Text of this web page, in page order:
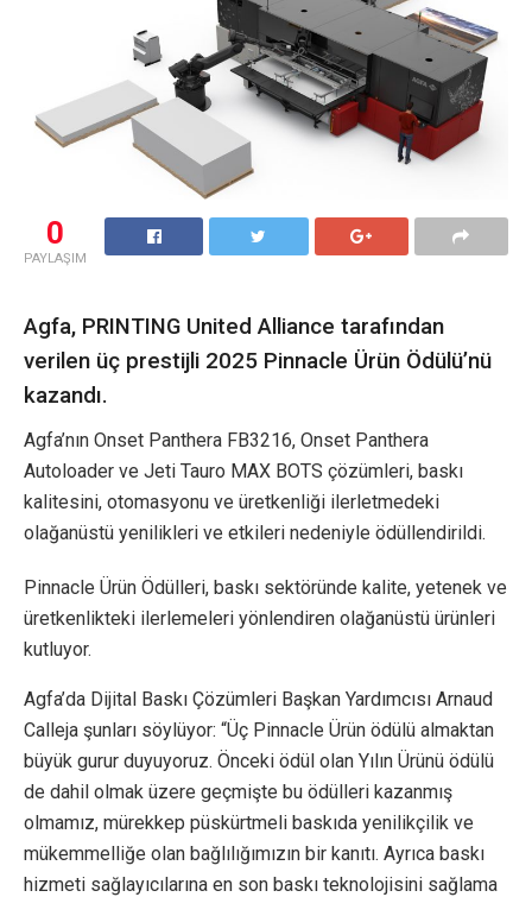
0
PAYLAŞIM
Agfa, PRINTING United Alliance tarafından
verilen üç prestijli 2025 Pinnacle Ürün Ödülü’nü
kazandı.
Agfa’nın Onset Panthera FB3216, Onset Panthera
Autoloader ve Jeti Tauro MAX BOTS çözümleri, baskı
kalitesini, otomasyonu ve üretkenliği ilerletmedeki
olağanüstü yenilikleri ve etkileri nedeniyle ödüllendirildi.
Pinnacle Ürün Ödülleri, baskı sektöründe kalite, yetenek ve
üretkenlikteki ilerlemeleri yönlendiren olağanüstü ürünleri
kutluyor.
Agfa’da Dijital Baskı Çözümleri Başkan Yardımcısı Arnaud
Calleja şunları söylüyor: “Üç Pinnacle Ürün ödülü almaktan
büyük gurur duyuyoruz. Önceki ödül olan Yılın Ürünü ödülü
de dahil olmak üzere geçmişte bu ödülleri kazanmış
olmamız, mürekkep püskürtmeli baskıda yenilikçilik ve
mükemmelliğe olan bağlılığımızın bir kanıtı. Ayrıca baskı
hizmeti sağlayıcılarına en son baskı teknolojisini sağlama